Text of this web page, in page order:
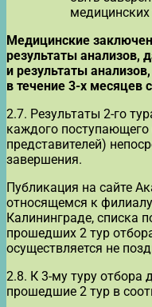
Медицинские
результаты анализов,
и результаты
в течение 3-х месяцев
2.7. Результаты 2-го
каждого поступающего
представителей)
завершения.
Публикация на сайте
относящемся к
Калининграде, списка
прошедших 2 тур
осуществляется не
2.8. К 3-му туру отбора
прошедшие 2 тур в